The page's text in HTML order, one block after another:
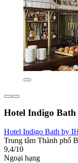
Hotel Indigo
Hotel Indigo Bath by
Trung tâm Thành phố
9,4/10
Ngoại hạng